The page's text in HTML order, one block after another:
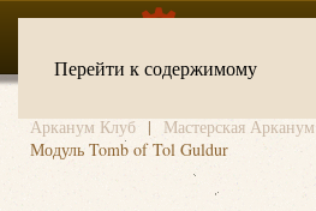
Перейти к содержимому
Арканум Клуб Мастерская Арканум
Модуль Tomb of Tol Guldur